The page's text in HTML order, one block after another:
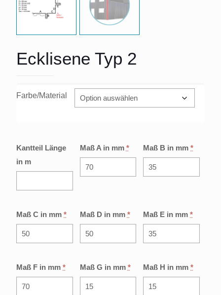
Ecklisene Typ 2
Farbe/Material
Kantteil Länge
in m
Maß A in mm * Maß B in mm *
Maß C in mm * Maß D in mm * Maß E in mm *
Maß F in mm * Maß G in mm * Maß H in mm *